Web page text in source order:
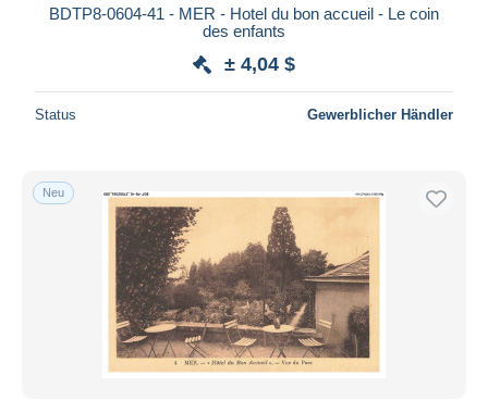
BDTP8-0604-41 - MER - Hotel du bon accueil - Le coin
des enfants
± 4,04 $
Status Gewerblicher Händler
Neu